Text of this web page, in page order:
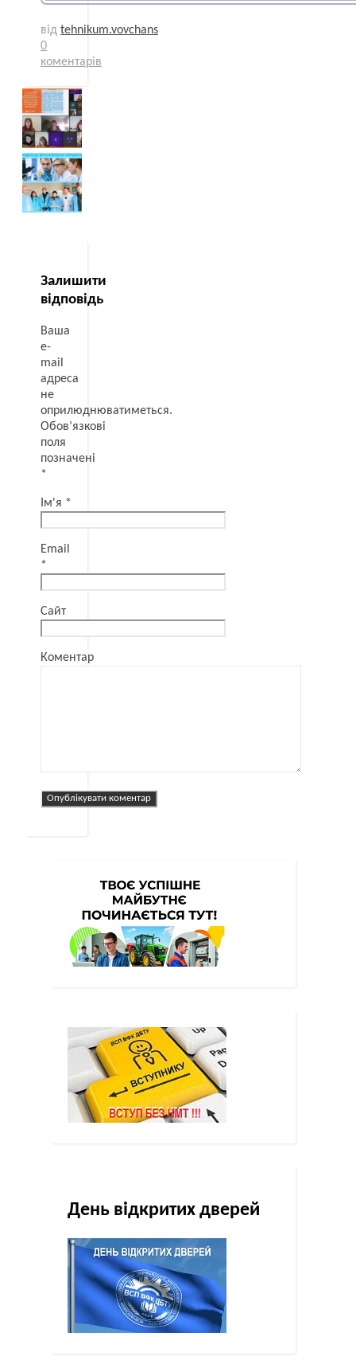
від tehnikum.vovchans
0
коментарів
Залишити
відповідь
Ваша
e-
mail
адреса
не
оприлюднюватиметься.
Обов’язкові
поля
позначені
*
Ім'я *
Email
*
Сайт
Коментар
День відкритих дверей